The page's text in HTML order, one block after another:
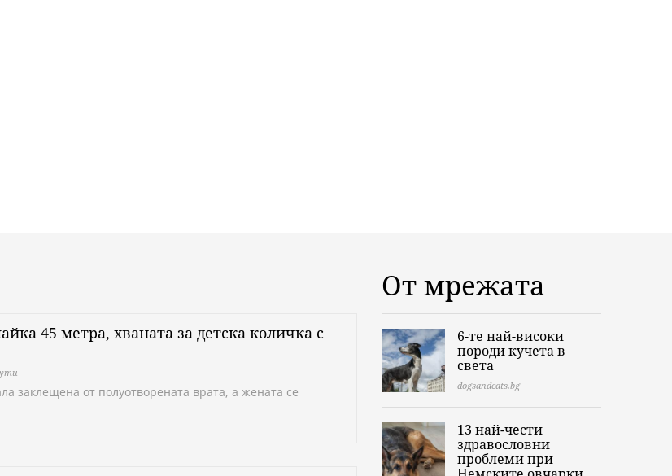
45 метра, хваната за детска количка с
заклещена от полуотворената врата, а жената се
От мрежата
6-те най-високи
породи кучета в
света
dogsandcats.bg
13 най-чести
здравословни
проблеми при